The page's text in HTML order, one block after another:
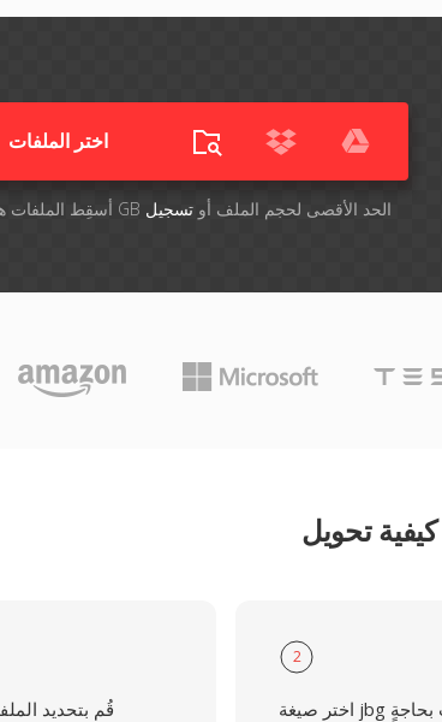
اختر الملفات
أسقِط الملفات هنا. 1 GB الحد الأقصى لحجم الملف أوتسجيل
قُم بتحديد
2
اختر صيغة jbg أو أية صيغة أخرى أنت بحاجةٍ